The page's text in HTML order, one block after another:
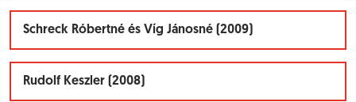
Schreck Róbertné és Víg Jánosné (2009)
Rudolf Keszler (2008)